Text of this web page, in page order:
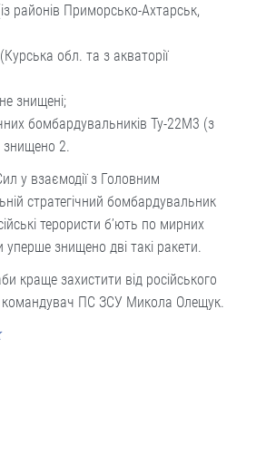
районів Приморсько-Ахтарськ,
обл. та з акваторії
знищені;
бомбардувальників Ту-22М3 (з
знищено 2.
у взаємодії з Головним
стратегічний бомбардувальник
терористи б’ють по мирних
уперше знищено дві такі ракети.
краще захистити від російського
командувач ПС ЗСУ Микола Олещук.